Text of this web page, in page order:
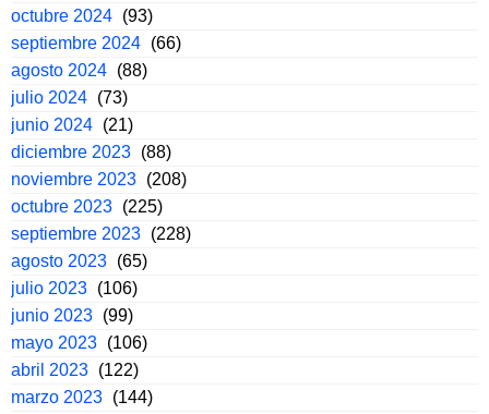
octubre 2024 (93)
septiembre 2024 (66)
agosto 2024 (88)
julio 2024 (73)
junio 2024 (21)
diciembre 2023 (88)
noviembre 2023 (208)
octubre 2023 (225)
septiembre 2023 (228)
agosto 2023 (65)
julio 2023 (106)
junio 2023 (99)
mayo 2023 (106)
abril 2023 (122)
marzo 2023 (144)